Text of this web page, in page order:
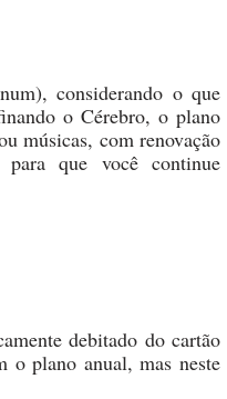
considerando o que
o Cérebro, o plano
músicas, com renovação
para que você continue
debitado do cartão
o plano anual, mas neste